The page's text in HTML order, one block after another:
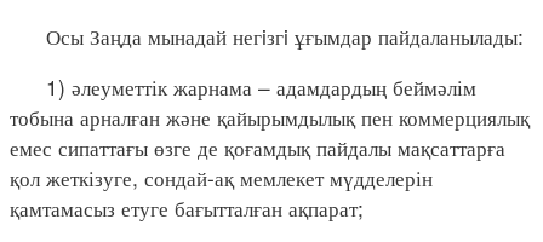
Осы Заңда мынадай негiзгi ұғымдар пайдаланылады:
1) әлеуметтік жарнама – адамдардың беймәлім
тобына арналған және қайырымдылық пен коммерциялық
емес сипаттағы өзге де қоғамдық пайдалы мақсаттарға
қол жеткізуге, сондай-ақ мемлекет мүдделерін
қамтамасыз етуге бағытталған ақпарат;